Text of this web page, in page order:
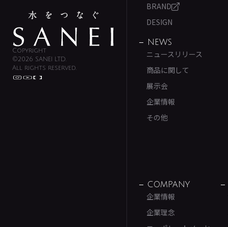
Copyright
©2026 SANEI LTD.
All rights reserved.
BRAND
DESIGN
NEWS
ニュースリリース
商品に関して
展示会
企業情報
その他
COMPANY
企業情報
企業理念